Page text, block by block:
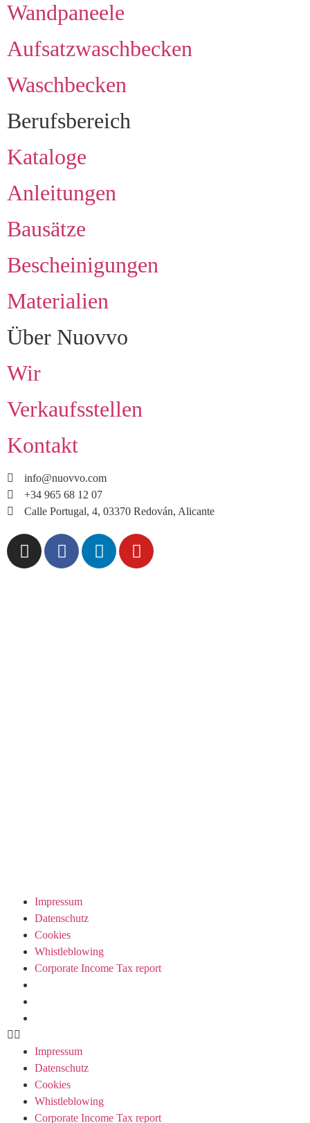
Wandpaneele
Aufsatzwaschbecken
Waschbecken
Berufsbereich
Kataloge
Anleitungen
Bausätze
Bescheinigungen
Materialien
Über Nuovvo
Wir
Verkaufsstellen
Kontakt
info@nuovvo.com
+34 965 68 12 07
Calle Portugal, 4, 03370 Redován, Alicante
Impressum
Datenschutz
Cookies
Whistleblowing
Corporate Income Tax report
Impressum
Datenschutz
Cookies
Whistleblowing
Corporate Income Tax report